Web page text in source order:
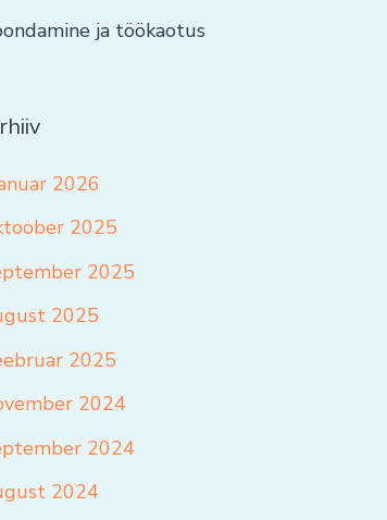
ja töökaotus
2026
2025
2025
2025
2025
2024
2024
2024